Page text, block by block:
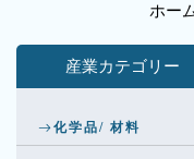
ホー
産業カテゴリー
化学品/ 材料